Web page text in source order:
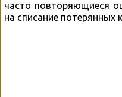
часто повторяющиеся
на списание потерянных